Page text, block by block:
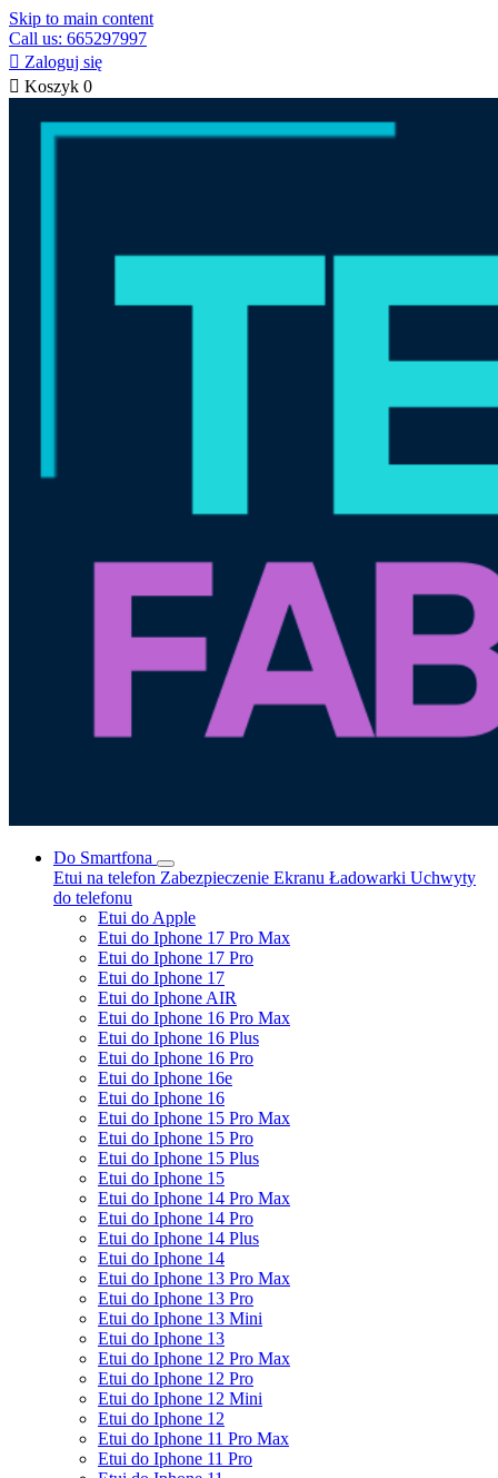
Skip to main content
Call us: 665297997
 Zaloguj się
 Koszyk 0
Do Smartfona
Etui na telefon Zabezpieczenie Ekranu Ładowarki Uchwyty
do telefonu
Etui do Apple
Etui do Iphone 17 Pro Max
Etui do Iphone 17 Pro
Etui do Iphone 17
Etui do Iphone AIR
Etui do Iphone 16 Pro Max
Etui do Iphone 16 Plus
Etui do Iphone 16 Pro
Etui do Iphone 16e
Etui do Iphone 16
Etui do Iphone 15 Pro Max
Etui do Iphone 15 Pro
Etui do Iphone 15 Plus
Etui do Iphone 15
Etui do Iphone 14 Pro Max
Etui do Iphone 14 Pro
Etui do Iphone 14 Plus
Etui do Iphone 14
Etui do Iphone 13 Pro Max
Etui do Iphone 13 Pro
Etui do Iphone 13 Mini
Etui do Iphone 13
Etui do Iphone 12 Pro Max
Etui do Iphone 12 Pro
Etui do Iphone 12 Mini
Etui do Iphone 12
Etui do Iphone 11 Pro Max
Etui do Iphone 11 Pro